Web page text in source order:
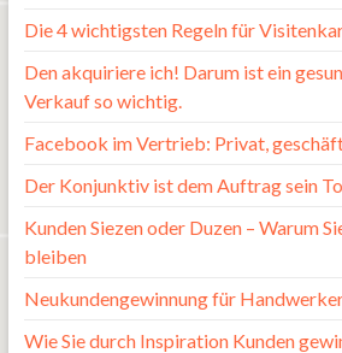
Die 4 wichtigsten Regeln für
Den akquiriere ich! Darum ist ein
Verkauf so wichtig.
Facebook im Vertrieb: Privat,
Der Konjunktiv ist dem Auftrag sein
Kunden Siezen oder Duzen – Warum
bleiben
Neukundengewinnung für
Wie Sie durch Inspiration Kunden